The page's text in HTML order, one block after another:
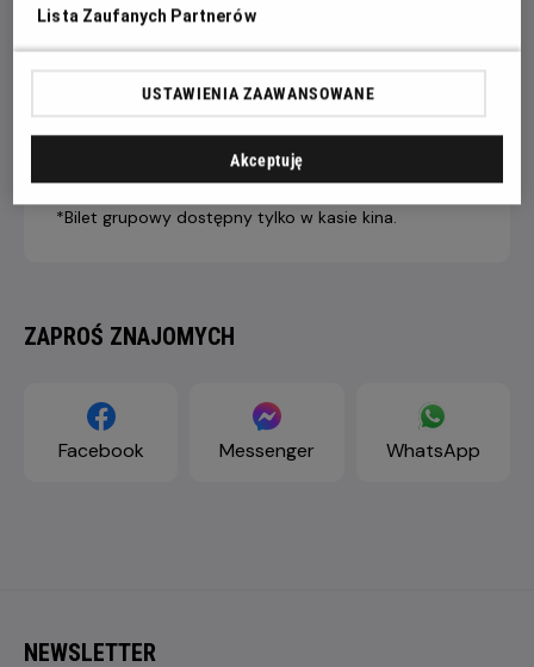
do seansu
LIVE STREAM
PREMIUM
43,90 ZŁ 46,90 ZŁ 49,90 ZŁ
*Bilet grupowy dostępny tylko w kasie kina.
ZAPROŚ ZNAJOMYCH
Facebook Messenger WhatsApp
NEWSLETTER
Lista Zaufanych Partnerów
USTAWIENIA ZAAWANSOWANE
Akceptuję